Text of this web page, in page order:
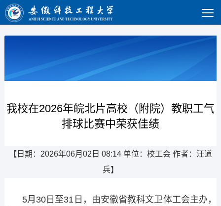
我校在2026年皖北片高校（附院）教职工气
排球比赛中荣获佳绩
【日期：2026年06月02日 08:14 单位：校工会 作者：汪道
兵】
5月30日至31日，由安徽省教科文卫体工会主办，